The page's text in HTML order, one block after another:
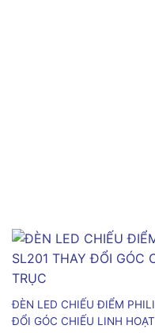
ĐÈN LED CHIẾU ĐIỂM
ĐỔI GÓC CHIẾU LINH